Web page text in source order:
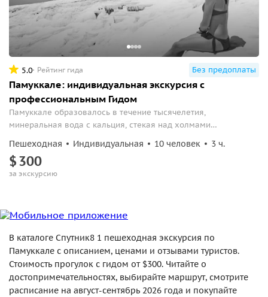
5.0 Рейтинг гида Без предоплаты
Памуккале: индивидуальная экскурсия с
профессиональным Гидом
Памуккале образовалось в течение тысячелетия,
минеральная вода с кальция, стекая над холмами
возможность фотографироваться, свободное время для фото
сессии.
Пешеходная Индивидуальная 10 человек 3 ч.
$300
за экскурсию
В каталоге Спутник8 1 пешеходная экскурсия по
Памуккале с описанием, ценами и отзывами туристов.
Стоимость прогулок с гидом от $300. Читайте о
достопримечательностях, выбирайте маршрут, смотрите
расписание на август-сентябрь 2026 года и покупайте